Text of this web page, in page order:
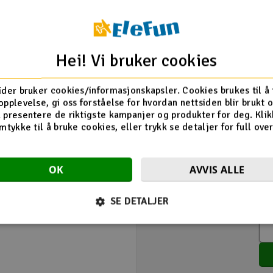
Produkt
Velg karakter
Produktanmeldelse
Hei! Vi bruker cookies
bruker cookies/informasjonskapsler. Cookies brukes til
gi oss forståelse for hvordan nettsiden blir brukt
presentere de riktigste kampanjer og produkter for deg.
til å bruke cookies, eller trykk se detaljer for full
OK AVVIS ALLE
SE DETALJER